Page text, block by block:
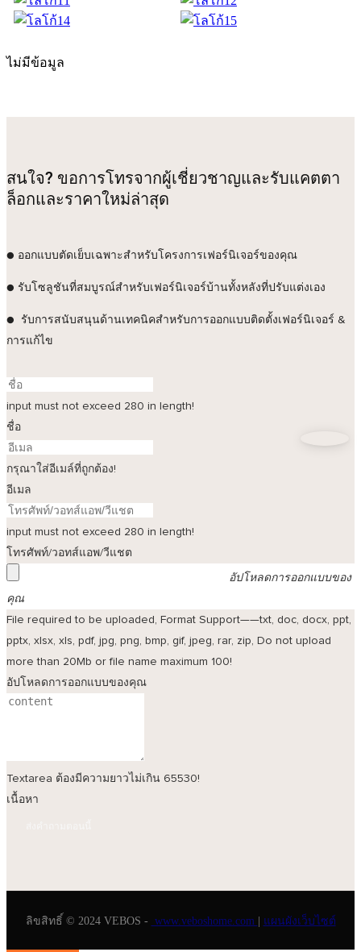
ไม่มีข้อมูล
สนใจ? ขอการโทรจากผู้เชี่ยวชาญและรับแคตตา
ล็อกและราคาใหม่ล่าสุด
● ออกแบบตัดเย็บเฉพาะสำหรับโครงการเฟอร์นิเจอร์ของคุณ
● รับโซลูชันที่สมบูรณ์สำหรับเฟอร์นิเจอร์บ้านทั้งหลังที่ปรับแต่งเอง
●
รับการสนับสนุนด้านเทคนิคสำหรับการออกแบบติดตั้งเฟอร์นิเจอร์ &
การแก้ไข
input must not exceed 280 in length!
ชื่อ
กรุณาใส่อีเมล์ที่ถูกต้อง!
อีเมล
input must not exceed 280 in length!
โทรศัพท์/วอทส์แอพ/วีแชต
อัปโหลดการออกแบบของ
คุณ
File required to be uploaded, Format Support——txt, doc, docx, ppt,
pptx, xlsx, xls, pdf, jpg, png, bmp, gif, jpeg, rar, zip, Do not upload
more than 20Mb or file name maximum 100!
อัปโหลดการออกแบบของคุณ
Textarea ต้องมีความยาวไม่เกิน 65530!
เนื้อหา
ลิขสิทธิ์ © 2024 VEBOS - www.veboshome.com แผนผังเว็บไซต์